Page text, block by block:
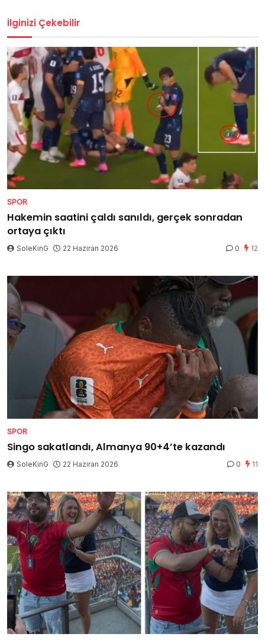
İlginizi Çekebilir
SPOR
Hakemin saatini çaldı sanıldı, gerçek sonradan
ortaya çıktı
SoleKinG 22 Haziran 2026 0 12
SPOR
Singo sakatlandı, Almanya 90+4’te kazandı
SoleKinG 22 Haziran 2026 0 11